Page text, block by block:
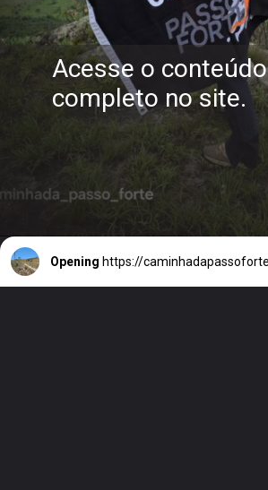
Acesse o conteúdo
completo no site.
Opening